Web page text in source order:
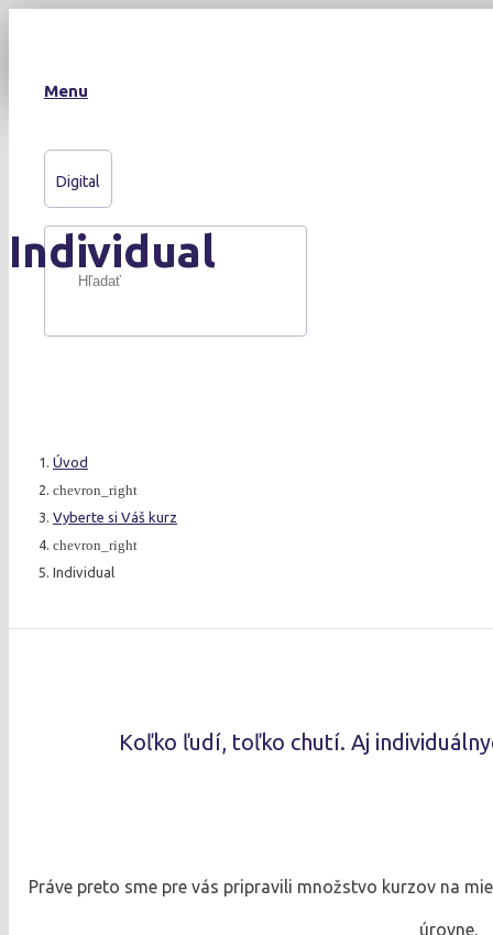
Menu
Digital
Individual
Úvod
chevron_right
Vyberte si Váš kurz
chevron_right
Individual
Koľko ľudí, toľko chutí. Aj
Práve preto sme pre vás pripravili množstvo kurzov na
úrovne.